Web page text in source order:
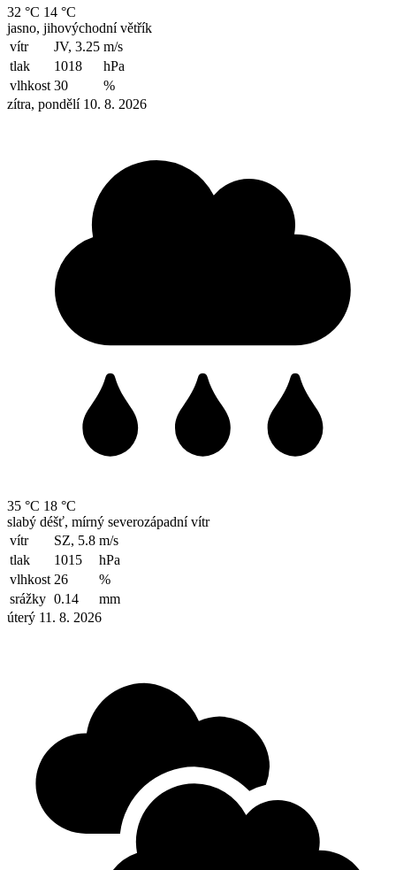
32 °C 14 °C
jasno, jihovýchodní větřík
vítr
JV, 3.25 m/s
tlak
1018
hPa
vlhkost 30
%
zítra, pondělí 10. 8. 2026
35 °C 18 °C
slabý déšť, mírný severozápadní vítr
vítr
SZ, 5.8 m/s
tlak
1015
hPa
vlhkost 26
%
srážky 0.14
mm
úterý 11. 8. 2026